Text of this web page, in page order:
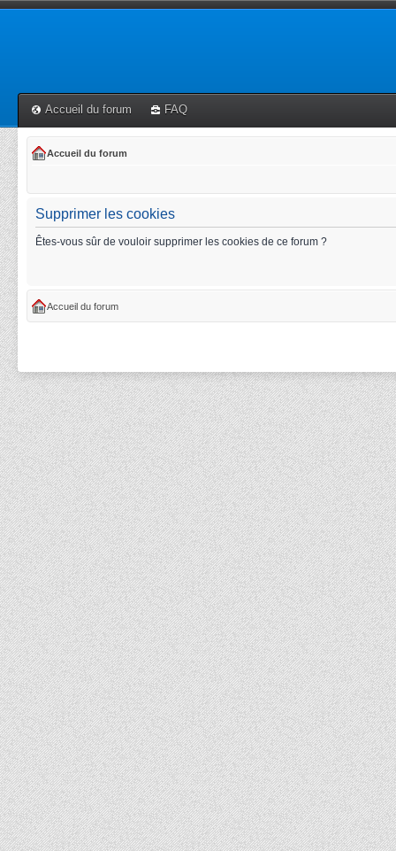
Accueil du forum FAQ
Accueil du forum
Supprimer les cookies
Êtes-vous sûr de vouloir supprimer les cookies de ce forum ?
Accueil du forum